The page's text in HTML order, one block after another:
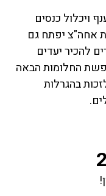
ויכלול כנסים
אחה"צ יפתח גם
להכיר יעדים
החלומות הבאה
בהגרלות